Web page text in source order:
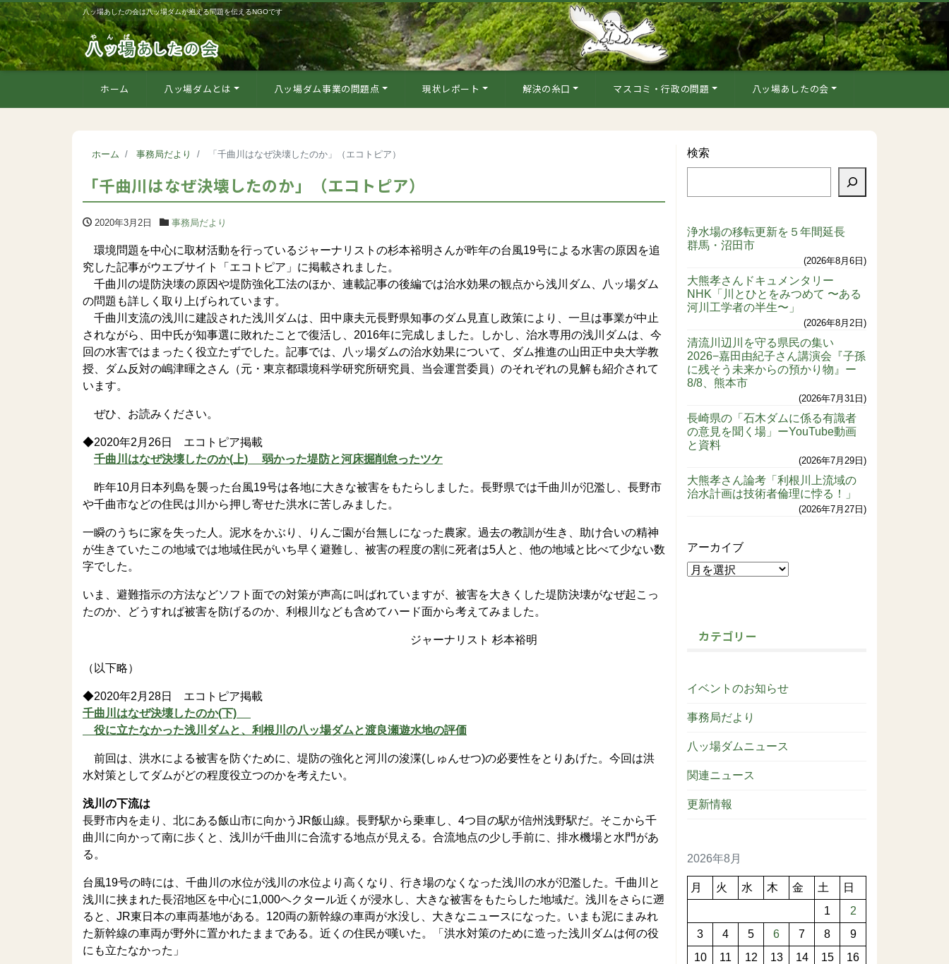
八ッ場あしたの会は八ッ場ダムが抱える問題を伝えるNGOです
ホーム 八ッ場ダムとは 八ッ場ダム事業の問題点 現状レポート 解決の糸口 マスコミ・行政の問題 八ッ場あしたの会
ホーム 事務局だより 「千曲川はなぜ決壊したのか」（エコトピア）
「千曲川はなぜ決壊したのか」（エコトピア）
2020年3月2日 事務局だより
環境問題を中心に取材活動を行っているジャーナリストの杉本裕明さんが昨年の台風19号による水害の原因を追
究した記事がウエブサイト「エコトピア」に掲載されました。
千曲川の堤防決壊の原因や堤防強化工法のほか、連載記事の後編では治水効果の観点から浅川ダム、八ッ場ダム
の問題も詳しく取り上げられています。
千曲川支流の浅川に建設された浅川ダムは、田中康夫元長野県知事のダム見直し政策により、一旦は事業が中止
されながら、田中氏が知事選に敗れたことで復活し、2016年に完成しました。しかし、治水専用の浅川ダムは、今
回の水害ではまったく役立たずでした。記事では、八ッ場ダムの治水効果について、ダム推進の山田正中央大学教
授、ダム反対の嶋津暉之さん（元・東京都環境科学研究所研究員、当会運営委員）のそれぞれの見解も紹介されて
います。
ぜひ、お読みください。
◆2020年2月26日 エコトピア掲載
千曲川はなぜ決壊したのか(上) 弱かった堤防と河床掘削怠ったツケ
昨年10月日本列島を襲った台風19号は各地に大きな被害をもたらしました。長野県では千曲川が氾濫し、長野市
や千曲市などの住民は川から押し寄せた洪水に苦しみました。
一瞬のうちに家を失った人。泥水をかぶり、りんご園が台無しになった農家。過去の教訓が生き、助け合いの精神
が生きていたこの地域では地域住民がいち早く避難し、被害の程度の割に死者は5人と、他の地域と比べて少ない数
字でした。
いま、避難指示の方法などソフト面での対策が声高に叫ばれていますが、被害を大きくした堤防決壊がなぜ起こっ
たのか、どうすれば被害を防げるのか、利根川なども含めてハード面から考えてみました。
ジャーナリスト 杉本裕明
（以下略）
◆2020年2月28日 エコトピア掲載
千曲川はなぜ決壊したのか(下)
役に立たなかった浅川ダムと、利根川の八ッ場ダムと渡良瀬遊水地の評価
前回は、洪水による被害を防ぐために、堤防の強化と河川の浚渫(しゅんせつ)の必要性をとりあげた。今回は洪
水対策としてダムがどの程度役立つのかを考えたい。
浅川の下流は
長野市内を走り、北にある飯山市に向かうJR飯山線。長野駅から乗車し、4つ目の駅が信州浅野駅だ。そこから千
曲川に向かって南に歩くと、浅川が千曲川に合流する地点が見える。合流地点の少し手前に、排水機場と水門があ
る。
台風19号の時には、千曲川の水位が浅川の水位より高くなり、行き場のなくなった浅川の水が氾濫した。千曲川と
浅川に挟まれた長沼地区を中心に1,000ヘクタール近くが浸水し、大きな被害をもたらした地域だ。浅川をさらに遡
ると、JR東日本の車両基地がある。120両の新幹線の車両が水没し、大きなニュースになった。いまも泥にまみれ
た新幹線の車両が野外に置かれたままである。近くの住民が嘆いた。「洪水対策のために造った浅川ダムは何の役
にも立たなかった」
検索
浄水場の移転更新を５年間延長
群馬・沼田市
2026年8月6日
大熊孝さんドキュメンタリー
NHK「川とひとをみつめて 〜ある
河川工学者の半生〜」
2026年8月2日
清流川辺川を守る県民の集い
2026−嘉田由紀子さん講演会『子孫
に残そう未来からの預かり物』ー
8/8、熊本市
2026年7月31日
長崎県の「石木ダムに係る有識者
の意見を聞く場」ーYouTube動画
と資料
2026年7月29日
大熊孝さん論考「利根川上流域の
治水計画は技術者倫理に悖る！」
2026年7月27日
アーカイブ
カテゴリー
イベントのお知らせ
事務局だより
八ッ場ダムニュース
関連ニュース
更新情報
2026年8月
月 火 水 木 金 土
日
1
2
3
4 5 6 7 8
9
10
11 12 13 14 15
16